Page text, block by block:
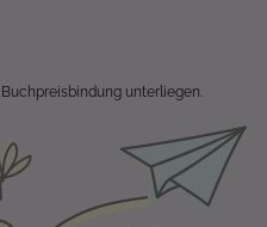
unterliegen.